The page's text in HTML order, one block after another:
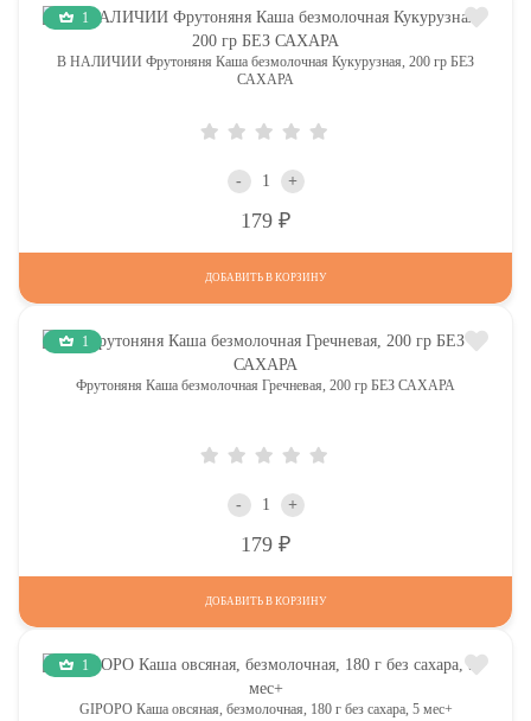
1
В НАЛИЧИИ Фрутоняня Каша безмолочная Кукурузная, 200 гр БЕЗ
САХАРА
- +
179
ДОБАВИТЬ В КОРЗИНУ
1
Фрутоняня Каша безмолочная Гречневая, 200 гр БЕЗ САХАРА
- +
179
ДОБАВИТЬ В КОРЗИНУ
1
GIPOPO Каша овсяная, безмолочная, 180 г без сахара, 5 мес+